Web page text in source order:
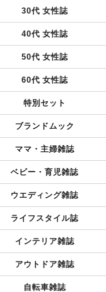
30代 女性誌
40代 女性誌
50代 女性誌
60代 女性誌
特別セット
ブランドムック
ママ・主婦雑誌
ベビー・育児雑誌
ウエディング雑誌
ライフスタイル誌
インテリア雑誌
アウトドア雑誌
自転車雑誌